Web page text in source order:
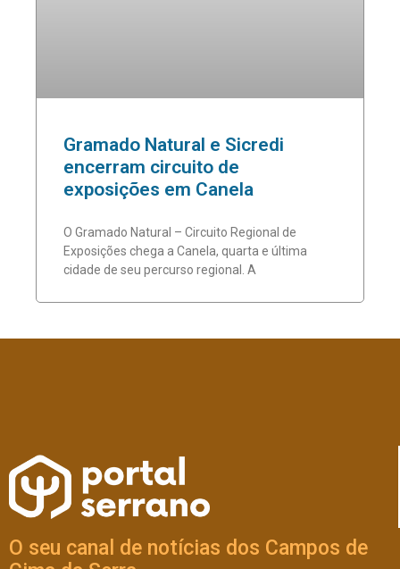
Gramado Natural e Sicredi
encerram circuito de
exposições em Canela
O Gramado Natural – Circuito Regional de
Exposições chega a Canela, quarta e última
cidade de seu percurso regional. A
O seu canal de notícias dos Campos de